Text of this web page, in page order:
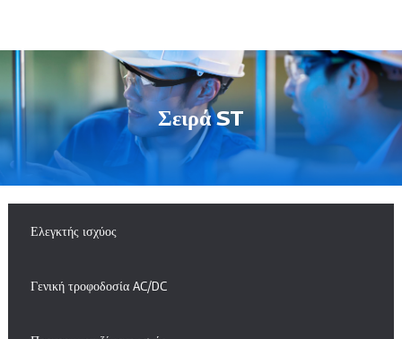
Σειρά ST
Ελεγκτής ισχύος
Γενική τροφοδοσία AC/DC